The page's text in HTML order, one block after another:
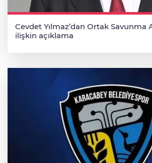
Cevdet Yılmaz’dan Ortak Savunma
ilişkin açıklama